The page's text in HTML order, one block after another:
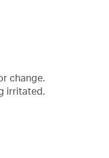
change.
irritated.